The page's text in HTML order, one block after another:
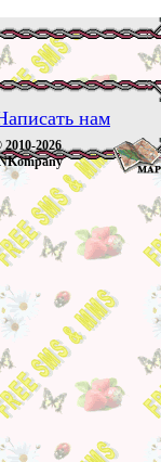
нам
2010-2026